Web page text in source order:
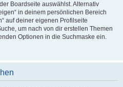
Boardseite auswählst. Alternativ
in deinem persönlichen Bereich
auf deiner eigenen Profilseite
um nach von dir erstellen Themen
Optionen in die Suchmaske ein.